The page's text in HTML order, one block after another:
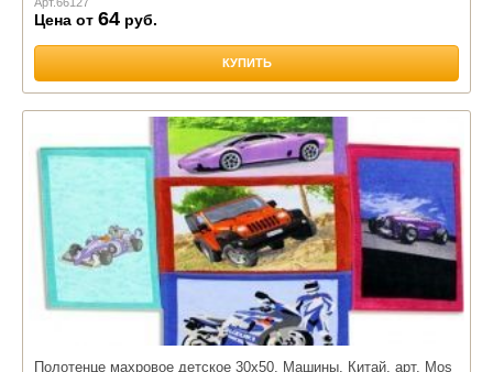
Цена от 64 руб.
КУПИТЬ
Полотенце махровое детское 30х50, Машины, Китай, арт. Mos